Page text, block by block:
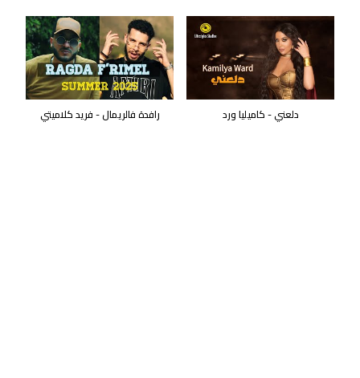
دلعني - كاميليا ورد رافدة فالريمال - فريد كلاميتي